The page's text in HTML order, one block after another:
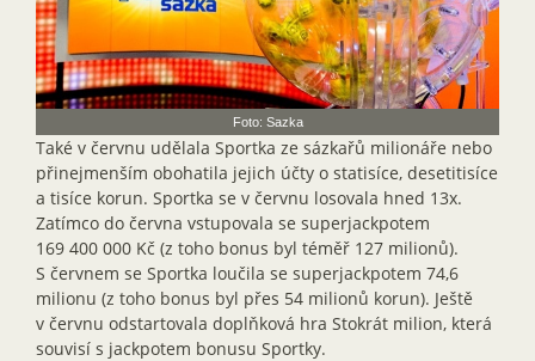
Foto: Sazka
Také v červnu udělala Sportka ze sázkařů milionáře nebo
přinejmenším obohatila jejich účty o statisíce, desetitisíce
a tisíce korun. Sportka se v červnu losovala hned 13x.
Zatímco do června vstupovala se superjackpotem
169 400 000 Kč (z toho bonus byl téměř 127 milionů).
S červnem se Sportka loučila se superjackpotem 74,6
milionu (z toho bonus byl přes 54 milionů korun). Ještě
v červnu odstartovala doplňková hra Stokrát milion, která
souvisí s jackpotem bonusu Sportky.